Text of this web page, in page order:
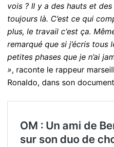
vois ? Il y a des hauts et
toujours là. C’est ce qui
plus, le travail c‘est ça.
remarqué que si j’écris tous
petites phases que je n’ai
», raconte le rappeur
Ronaldo, dans son
OM : Un ami de
sur son duo de